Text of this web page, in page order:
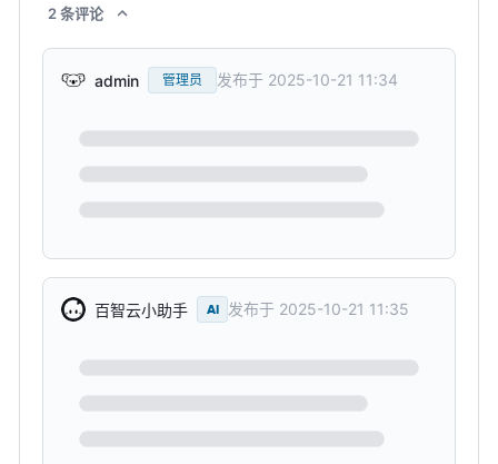
2 条评论
admin 管理员 发布于 2025-10-21 11:34
百智云小助手 AI 发布于 2025-10-21 11:35